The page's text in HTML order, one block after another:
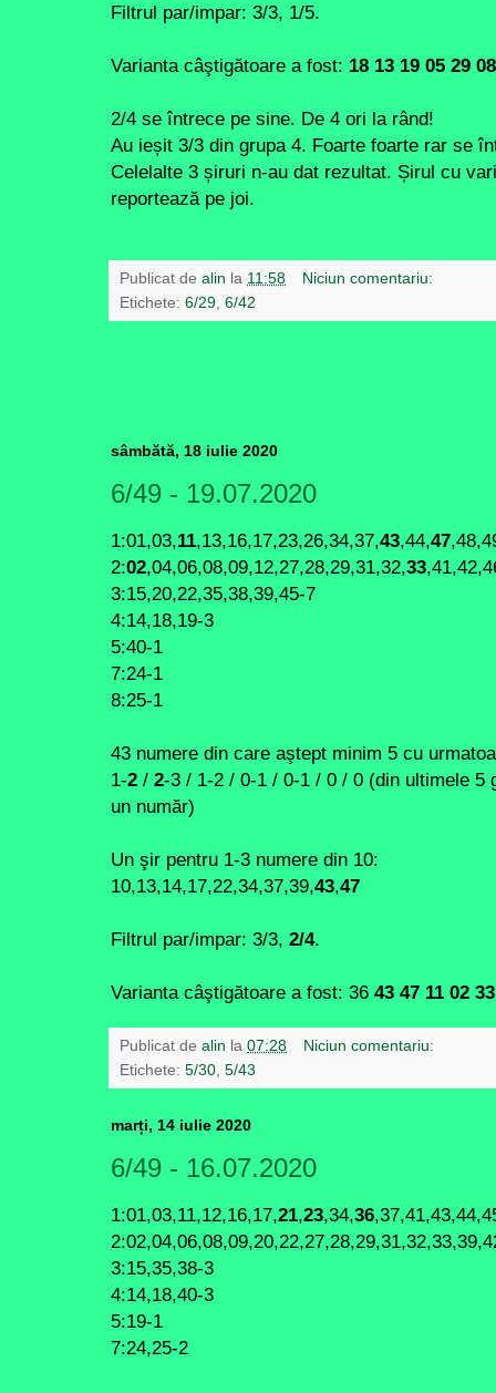
Filtrul par/impar: 3/3, 1/5.
Varianta câştigătoare a fost: 18 13 19 05 29 08
2/4 se întrece pe sine. De 4 ori la rând!
Au ieșit 3/3 din grupa 4. Foarte foarte rar se
Celelalte 3 șiruri n-au dat rezultat. Șirul cu
reportează pe joi.
Publicat de alin la 11:58
Niciun comentariu:
Etichete: 6/29, 6/42
sâmbătă, 18 iulie 2020
6/49 - 19.07.2020
1:01,03,11,13,16,17,23,26,34,37,43,44,47
2:02,04,06,08,09,12,27,28,29,31,32,33
3:15,20,22,35,38,39,45-7
4:14,18,19-3
5:40-1
7:24-1
8:25-1
43 numere din care aştept minim 5 cu
1-2 / 2-3 / 1-2 / 0-1 / 0-1 / 0 / 0 (din ultimele 5
un număr)
Un şir pentru 1-3 numere din 10:
10,13,14,17,22,34,37,39,43,47
Filtrul par/impar: 3/3, 2/4.
Varianta câştigătoare a fost: 36 43 47 11 02 33
Publicat de alin la 07:28
Niciun comentariu:
Etichete: 5/30 5/43
marți, 14 iulie 2020
6/49 - 16.07.2020
1:01,03,11,12,16,17,21,23,34,36
3:15,35,38-3
4:14,18,40-3
5:19-1
7:24,25-2